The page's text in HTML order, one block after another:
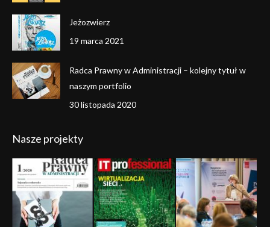
Jeżozwierz
19 marca 2021
Radca Prawny w Administracji – kolejny tytuł w
naszym portfolio
30 listopada 2020
Nasze projekty